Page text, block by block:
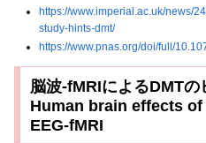
https://www.imperial.ac.uk/news/
study-hints-dmt/
https://www.pnas.org/doi/full/
脳波-fMRIによるDMTの
Human brain effects
EEG-fMRI